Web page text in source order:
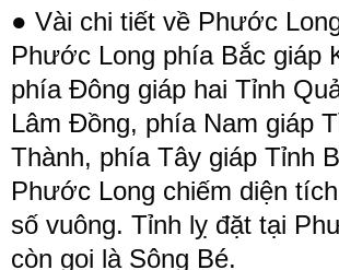
● Vài chi tiết về Phước
Phước Long phía Bắc giáp
phía Đông giáp hai Tỉnh
Lâm Đồng, phía Nam giáp
Thành, phía Tây giáp Tỉnh
Phước Long chiếm diện
số vuông. Tỉnh lỵ đặt tại
còn gọi là Sông Bé.